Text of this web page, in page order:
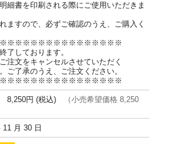
細書を印刷される際にご使用いただきま
ますので、必ずご確認のうえ、ご購入く
了しております。
注文をキャンセルさせていただく
ご了承のうえ、ご注文ください。
8,250円 (税込)
（小売希望価格 8,250
月 30 日